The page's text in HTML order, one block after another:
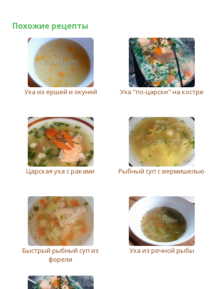
Похожие рецепты
Уха из ершей и окуней Уха "по-царски" на костре
Царская уха с раками Рыбный суп с вермишелью
Быстрый рыбный суп из
форели
Уха из речной рыбы